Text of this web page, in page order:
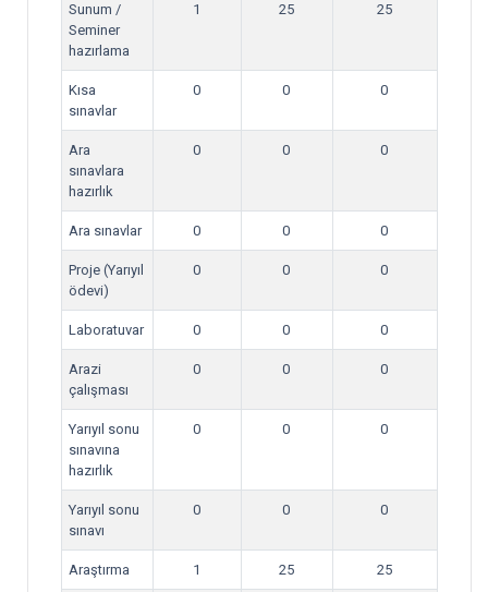
Sunum /
Seminer
hazırlama
1 25 25
Kısa
sınavlar
0 0 0
Ara
sınavlara
hazırlık
0 0 0
Ara sınavlar 0 0 0
Proje (Yarıyıl
ödevi)
0 0 0
Laboratuvar 0 0 0
Arazi
çalışması
0 0 0
Yarıyıl sonu
sınavına
hazırlık
0 0 0
Yarıyıl sonu
sınavı
0 0 0
Araştırma 1 25 25